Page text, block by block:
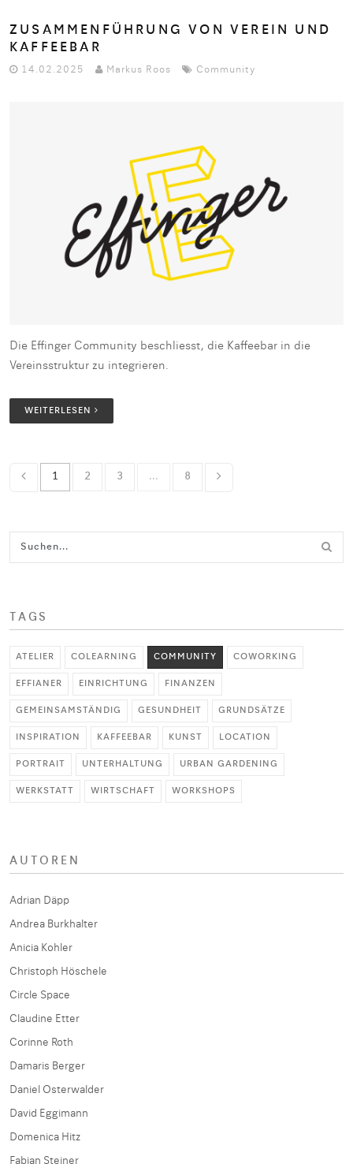
ZUSAMMENFÜHRUNG VON VEREIN UND
KAFFEEBAR
14.02.2025 Markus Roos Community
Die Effinger Community beschliesst, die Kaffeebar in die
Vereinsstruktur zu integrieren.
WEITERLESEN
1 2 3 ... 8
TAGS
ATELIER COLEARNING COMMUNITY COWORKING
EFFIANER EINRICHTUNG FINANZEN
GEMEINSAMSTÄNDIG GESUNDHEIT GRUNDSÄTZE
INSPIRATION KAFFEEBAR KUNST LOCATION
PORTRAIT UNTERHALTUNG URBAN GARDENING
WERKSTATT WIRTSCHAFT WORKSHOPS
AUTOREN
Adrian Däpp
Andrea Burkhalter
Anicia Kohler
Christoph Höschele
Circle Space
Claudine Etter
Corinne Roth
Damaris Berger
Daniel Osterwalder
David Eggimann
Domenica Hitz
Fabian Steiner